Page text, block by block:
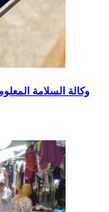
وكالة السلامة